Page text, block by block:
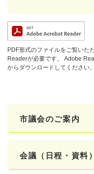
PDF形式のファイルをご覧いた
Readerが必要です。
Adobe
からダウンロードしてください
市議会のご案内
会議（日程・資料）